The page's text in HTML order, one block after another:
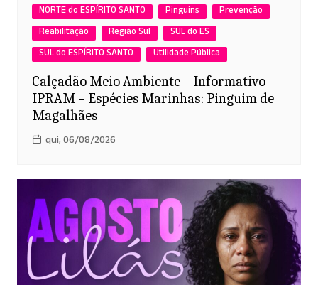
NORTE do ESPÍRITO SANTO
Pinguins
Prevenção
Reabilitação
Região Sul
SUL do ES
SUL do ESPÍRITO SANTO
Utilidade Pública
Calçadão Meio Ambiente – Informativo
IPRAM – Espécies Marinhas: Pinguim de
Magalhães
qui, 06/08/2026